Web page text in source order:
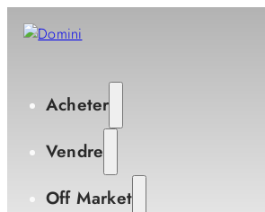
Acheter
Vendre
Off Market